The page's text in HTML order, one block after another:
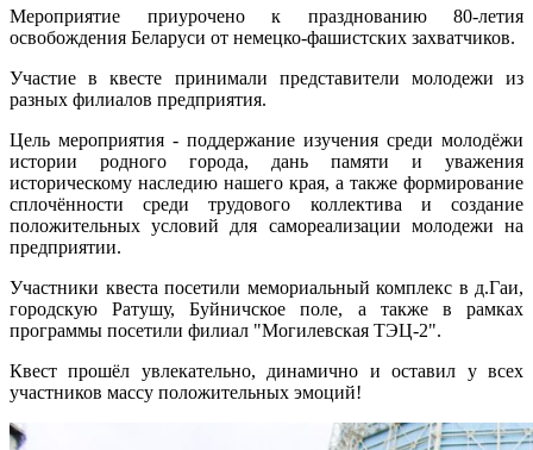
Мероприятие приурочено к празднованию 80-летия
освобождения Беларуси от немецко-фашистских захватчиков.
Участие в квесте принимали представители молодежи из
разных филиалов предприятия.
Цель мероприятия - поддержание изучения среди молодёжи
истории родного города, дань памяти и уважения
историческому наследию нашего края, а также формирование
сплочённости среди трудового коллектива и создание
положительных условий для самореализации молодежи на
предприятии.
Участники квеста посетили мемориальный комплекс в д.Гаи,
городскую Ратушу, Буйничское поле, а также в рамках
программы посетили филиал "Могилевская ТЭЦ-2".
Квест прошёл увлекательно, динамично и оставил у всех
участников массу положительных эмоций!